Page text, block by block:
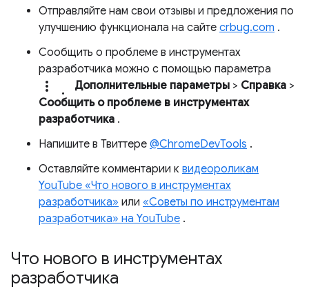
Отправляйте нам свои отзывы и предложения по
улучшению функционала на сайте crbug.com .
Сообщить о проблеме в инструментах
разработчика можно с помощью параметра
more_vert. Дополнительные параметры > Справка >
Сообщить о проблеме в инструментах
разработчика .
Напишите в Твиттере @ChromeDevTools .
Оставляйте комментарии к видеороликам
YouTube «Что нового в инструментах
разработчика» или «Советы по инструментам
разработчика» на YouTube .
Что нового в инструментах
разработчика